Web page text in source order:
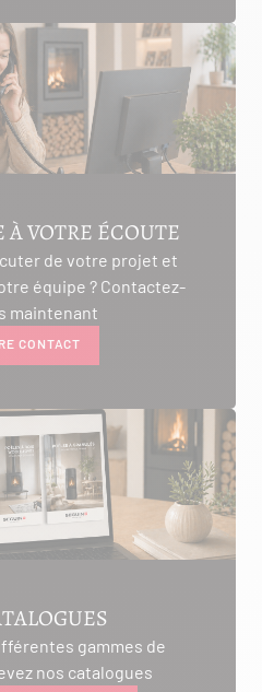
VOTRE ÉCOUTE
de votre projet et
équipe ? Contactez-
maintenant
CONTACT
gammes de
nos catalogues